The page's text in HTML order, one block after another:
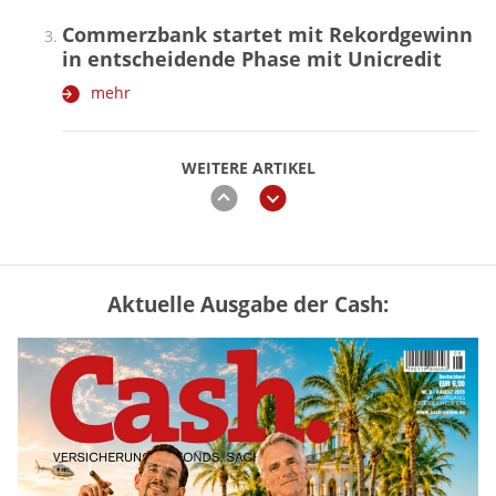
WEITERE ARTIKEL
zurückweiter
Commerzbank startet mit Rekordgewinn
in entscheidende Phase mit Unicredit
mehr
„Jung kauft Alt“ 2026: Neue Förderung im
Überblick – Tabelle mit Kreditbeträgen
und Einkommensgrenzen
mehr
Mütterrente III Tabelle: So viel Renten-
Aktuelle Ausgabe der Cash: